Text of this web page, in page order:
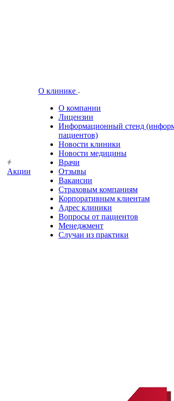
Акции
О клинике
О компании
Лицензии
Информационный стенд
пациентов)
Новости клиники
Новости медицины
Врачи
Отзывы
Вакансии
Страховым компаниям
Корпоративным клиентам
Адрес клиники
Вопросы от пациентов
Менеджмент
Случаи из практики